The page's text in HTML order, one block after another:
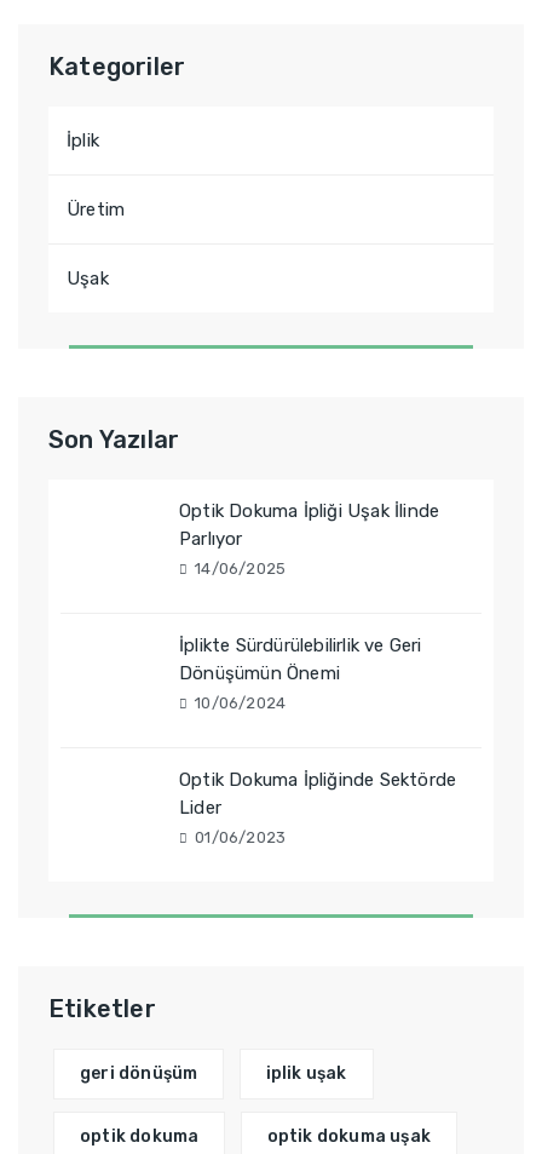
Kategoriler
İplik
Üretim
Uşak
Son Yazılar
Optik Dokuma İpliği Uşak İlinde
Parlıyor
14/06/2025
İplikte Sürdürülebilirlik ve Geri
Dönüşümün Önemi
10/06/2024
Optik Dokuma İpliğinde Sektörde
Lider
01/06/2023
Etiketler
geri dönüşüm iplik uşak
optik dokuma optik dokuma uşak